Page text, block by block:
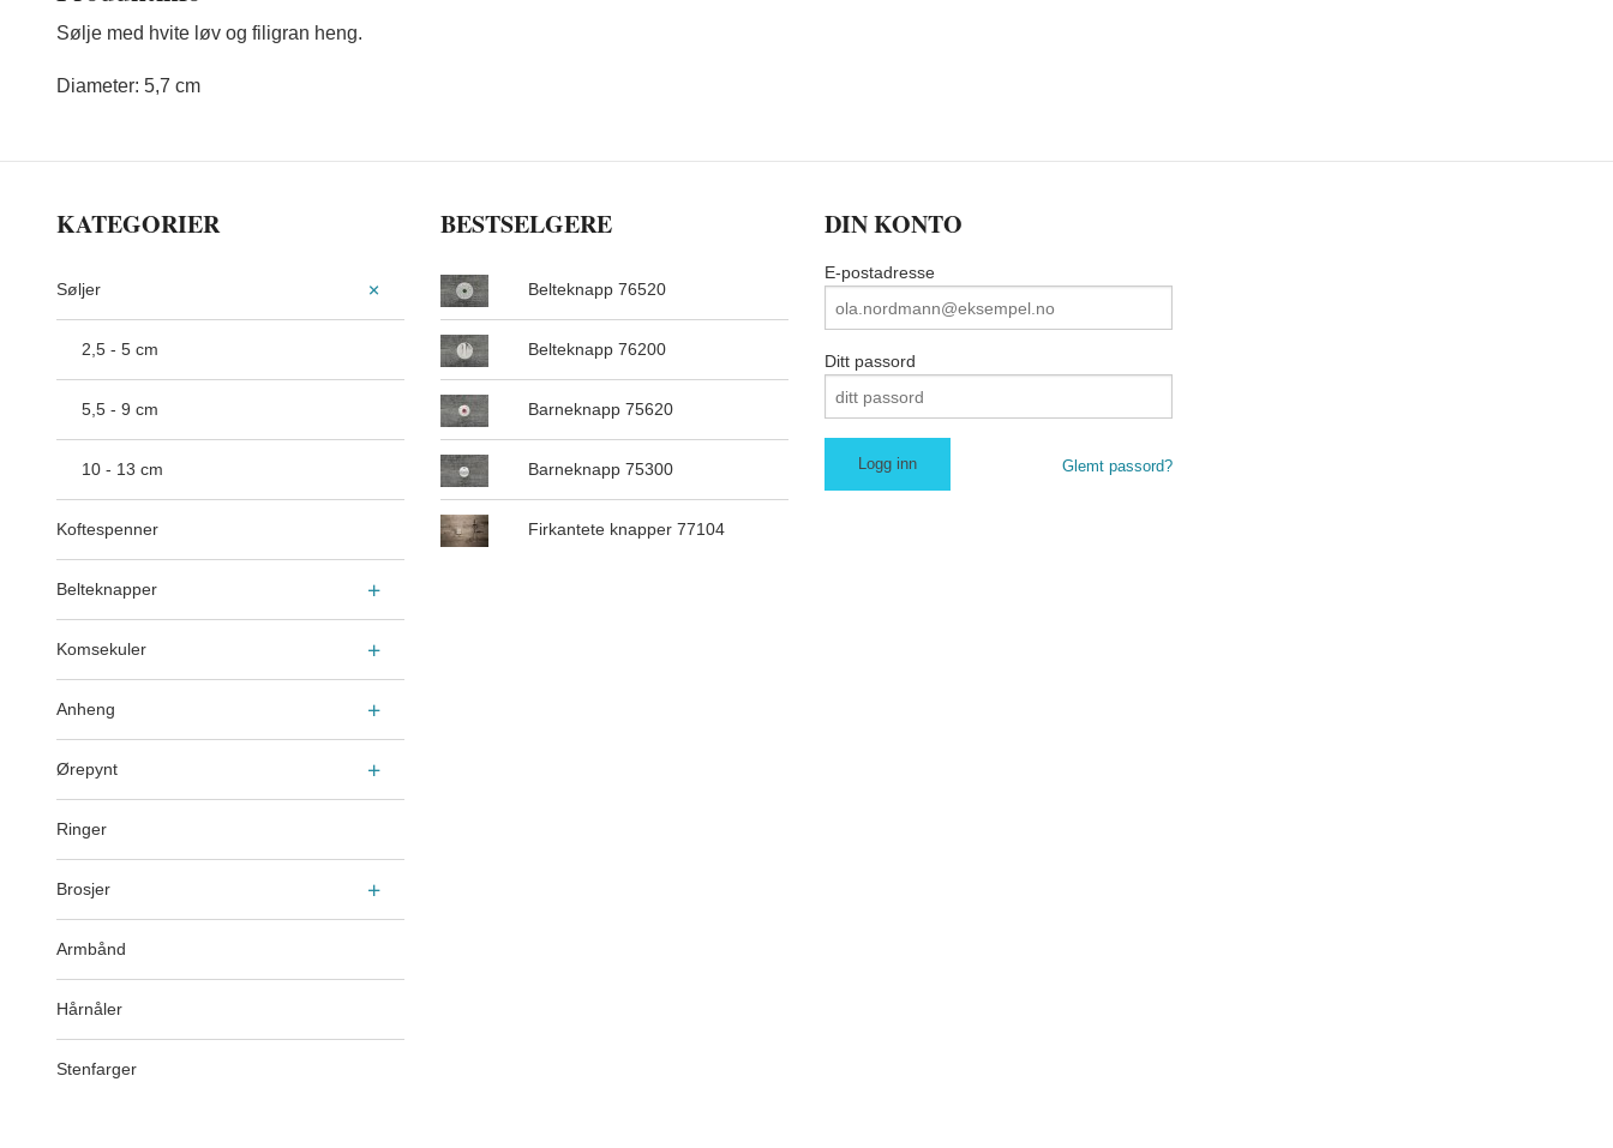
Sølje med hvite løv og filigran heng.
Diameter: 5,7 cm
KATEGORIER
Søljer
2,5 - 5 cm
5,5 - 9 cm
10 - 13 cm
Koftespenner
Belteknapper
Komsekuler
Anheng
Ørepynt
Ringer
Brosjer
Armbånd
Hårnåler
Stenfarger
BESTSELGERE
Belteknapp 76520
Belteknapp 76200
Barneknapp 75620
Barneknapp 75300
Firkantete knapper 77104
DIN KONTO
E-postadresse
Ditt passord
Glemt passord?